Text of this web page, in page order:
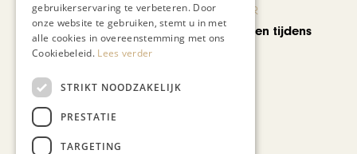
KUNST & CULTUUR
Wereldse beelden tijdens
Cultura Nova
gebruikerservaring te verbeteren. Door
onze website te gebruiken, stemt u in met
alle cookies in overeenstemming met ons
Cookiebeleid. Lees verder
STRIKT NOODZAKELIJK
PRESTATIE
TARGETING